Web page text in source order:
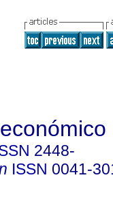
2448-
ISSN 0041-